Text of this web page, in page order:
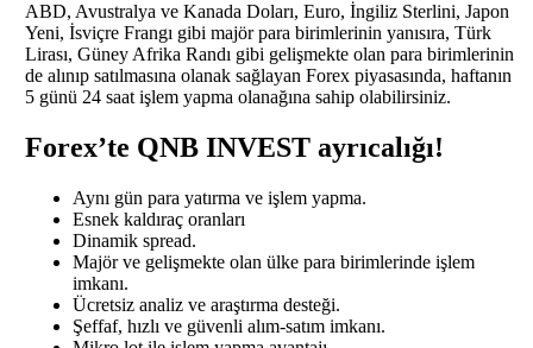
ABD, Avustralya ve Kanada Doları, Euro, İngiliz Sterlini, Japon
Yeni, İsviçre Frangı gibi majör para birimlerinin yanısıra, Türk
Lirası, Güney Afrika Randı gibi gelişmekte olan para birimlerinin
de alınıp satılmasına olanak sağlayan Forex piyasasında, haftanın
5 günü 24 saat işlem yapma olanağına sahip olabilirsiniz.
Forex’te QNB INVEST ayrıcalığı!
Aynı gün para yatırma ve işlem yapma.
Esnek kaldıraç oranları
Dinamik spread.
Majör ve gelişmekte olan ülke para birimlerinde işlem
imkanı.
Ücretsiz analiz ve araştırma desteği.
Şeffaf, hızlı ve güvenli alım-satım imkanı.